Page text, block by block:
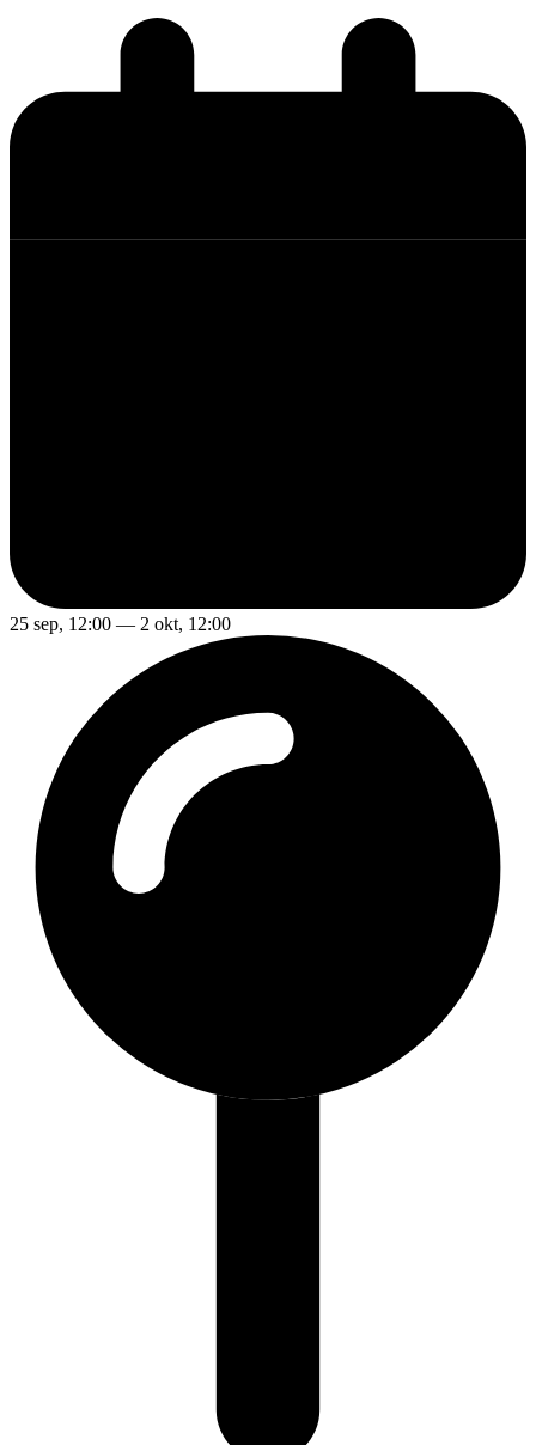
25 sep, 12:00 — 2 okt, 12:00